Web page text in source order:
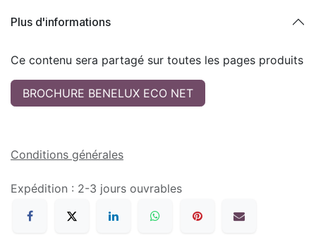
Plus d'informations
Ce contenu sera partagé sur toutes les pages produits
BROCHURE BENELUX ECO NET
Conditions générales
Expédition : 2-3 jours ouvrables